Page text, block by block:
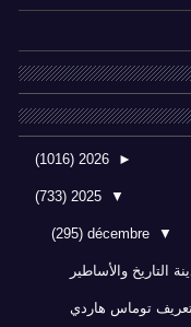
►
2026
(1016)
▼
2025
(733)
▼
décembre
(295)
التاريخ والأساطير
توماس هاردي